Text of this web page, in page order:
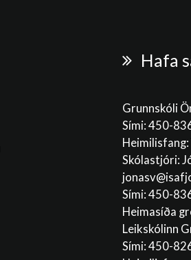
Hafa
Grunnskóli
Sími: 450-
Skólastjóri:
Sími: 450-
Heimasíða
Leikskólinn
Sími: 450-